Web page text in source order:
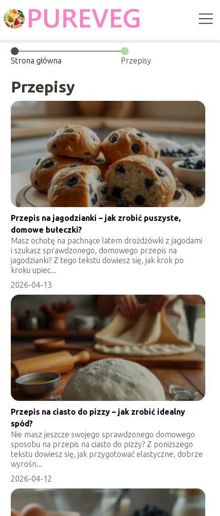
Strona główna Przepisy
Przepisy
Przepis na jagodzianki – jak zrobić puszyste,
domowe bułeczki?
Masz ochotę na pachnące latem drożdżówki z jagodami
i szukasz sprawdzonego, domowego przepis na
jagodzianki? Z tego tekstu dowiesz się, jak krok po
kroku upiec...
2026-04-13
Przepis na ciasto do pizzy – jak zrobić idealny
spód?
Nie masz jeszcze swojego sprawdzonego domowego
sposobu na przepis na ciasto do pizzy? Z poniższego
tekstu dowiesz się, jak przygotować elastyczne, dobrze
wyrośn...
2026-04-12